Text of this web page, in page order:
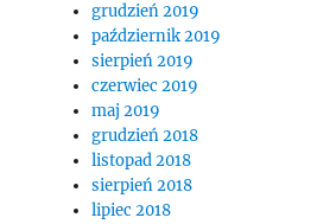
grudzień 2019
październik 2019
sierpień 2019
czerwiec 2019
maj 2019
grudzień 2018
listopad 2018
sierpień 2018
lipiec 2018